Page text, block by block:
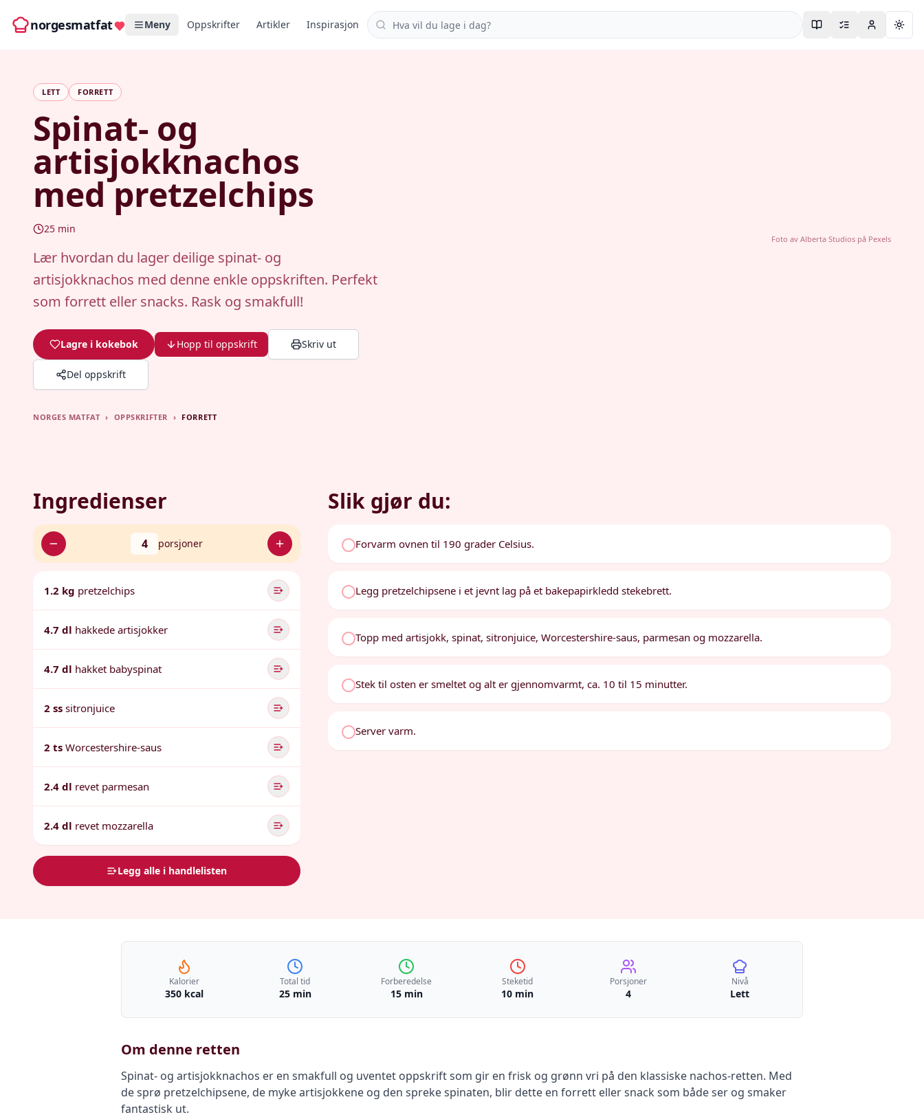
norgesmatfat Meny Oppskrifter Artikler Inspirasjon Søk i oppskrifter
LETT FORRETT
Spinat- og
artisjokknachos
med pretzelchips
25 min
Lær hvordan du lager deilige spinat- og
artisjokknachos med denne enkle oppskriften. Perfekt
som forrett eller snacks. Rask og smakfull!
Lagre i kokebok Hopp til oppskrift Skriv ut
Del oppskrift
Foto av Alberta Studiospå Pexels
NORGES MATFAT › OPPSKRIFTER › FORRETT
Ingredienser
4 porsjoner
1.2 kg pretzelchips
4.7 dl hakkede artisjokker
4.7 dl hakket babyspinat
2 ss sitronjuice
2 ts Worcestershire-saus
2.4 dl revet parmesan
2.4 dl revet mozzarella
Legg alle i handlelisten
Slik gjør du:
Forvarm ovnen til 190 grader Celsius.
Legg pretzelchipsene i et jevnt lag på et bakepapirkledd stekebrett.
Topp med artisjokk, spinat, sitronjuice, Worcestershire-saus, parmesan og mozzarella.
Stek til osten er smeltet og alt er gjennomvarmt, ca. 10 til 15 minutter.
Server varm.
Kalorier
350 kcal
Total tid
25 min
Forberedelse
15 min
Steketid
10 min
Porsjoner
4
Nivå
Lett
Om denne retten
Spinat- og artisjokknachos er en smakfull og uventet oppskrift som gir en frisk og grønn vri på den klassiske nachos-retten. Med
de sprø pretzelchipsene, de myke artisjokkene og den spreke spinaten, blir dette en forrett eller snack som både ser og smaker
fantastisk ut.